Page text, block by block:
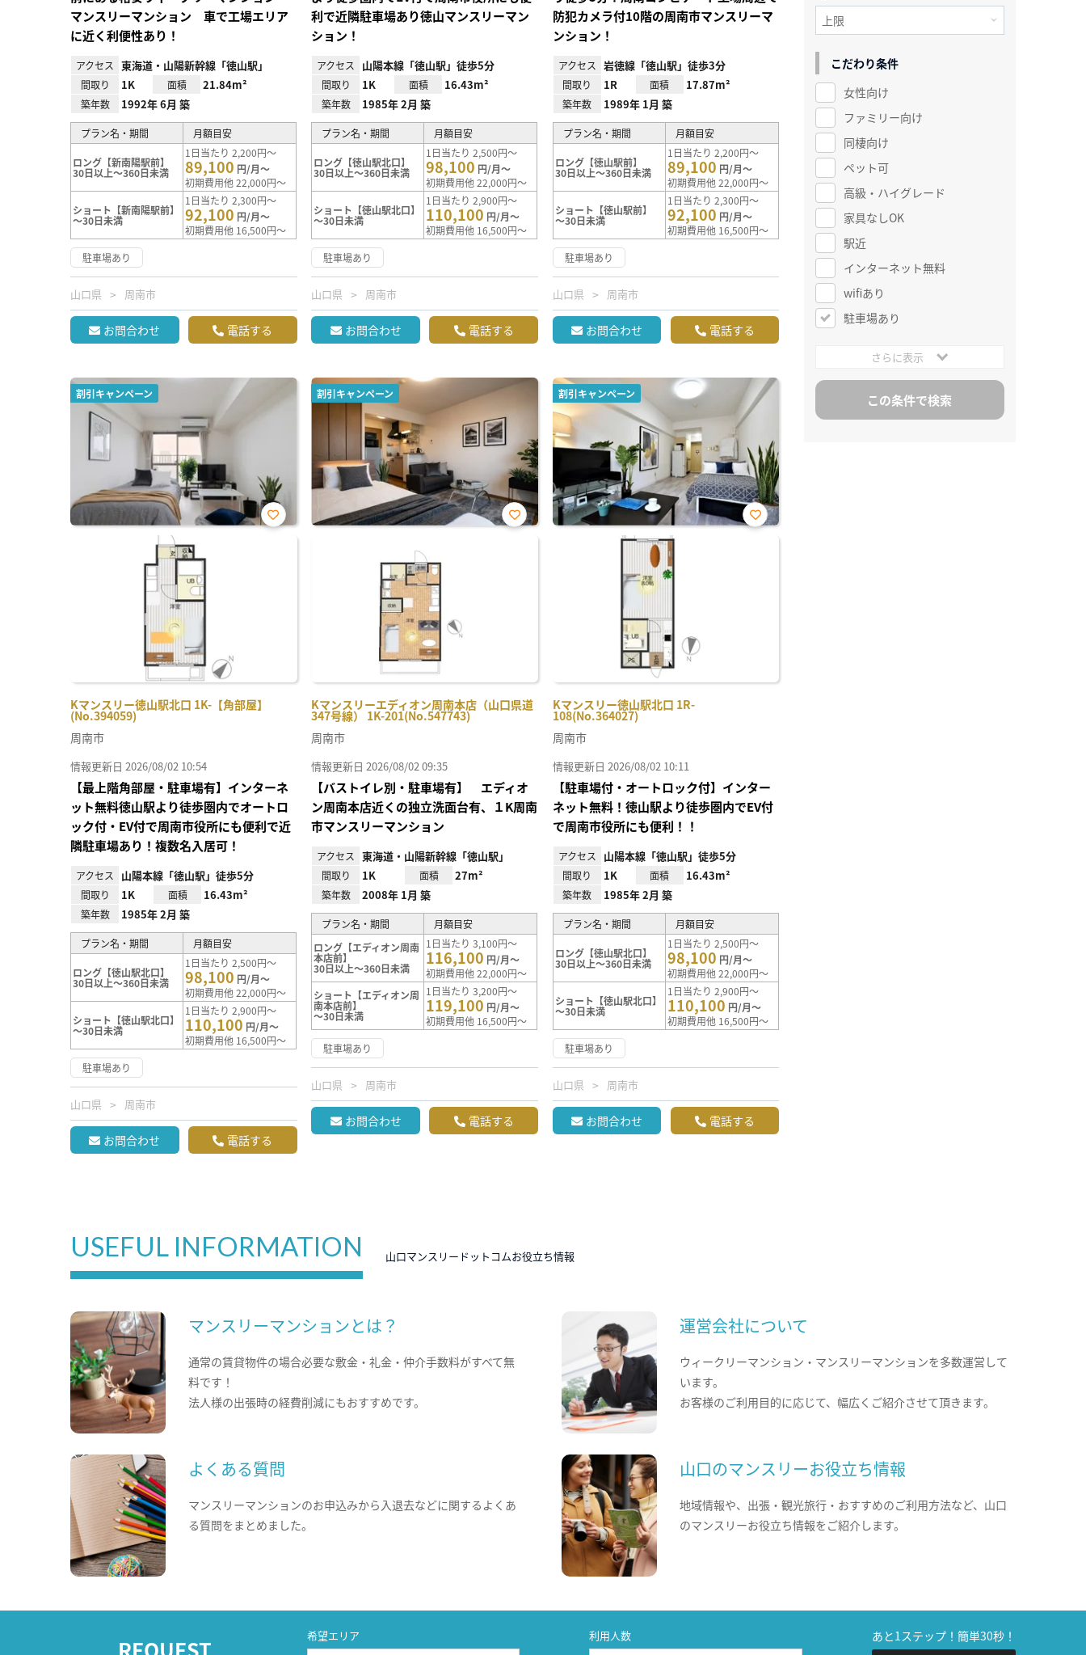
マンスリーマンション 車で工場エリア
に近く利便性あり！
アクセス 東海道・山陽新幹線「徳山駅」
間取り 1K 面積 21.84m²
築年数 1992年 6月 築
プラン名・期間 月額目安
ロング【新南陽駅前】
30日以上～360日未満
1日当たり 2,200円～
89,100 円/月～
初期費用他 22,000円～
ショート【新南陽駅前】
～30日未満
1日当たり 2,300円～
92,100 円/月～
初期費用他 16,500円～
駐車場あり
山口県 周南市
お問合わせ 電話する
利で近隣駐車場あり徳山マンスリーマン
ション！
アクセス 山陽本線「徳山駅」徒歩5分
間取り 1K 面積 16.43m²
築年数 1985年 2月 築
プラン名・期間 月額目安
ロング【徳山駅北口】
30日以上～360日未満
1日当たり 2,500円～
98,100 円/月～
初期費用他 22,000円～
ショート【徳山駅北口】
～30日未満
1日当たり 2,900円～
110,100 円/月～
初期費用他 16,500円～
駐車場あり
山口県 周南市
お問合わせ 電話する
防犯カメラ付10階の周南市マンスリーマ
ンション！
アクセス 岩徳線「徳山駅」徒歩3分
間取り 1R 面積 17.87m²
築年数 1989年 1月 築
プラン名・期間 月額目安
ロング【徳山駅前】
30日以上～360日未満
1日当たり 2,200円～
89,100 円/月～
初期費用他 22,000円～
ショート【徳山駅前】
～30日未満
1日当たり 2,300円～
92,100 円/月～
初期費用他 16,500円～
駐車場あり
山口県 周南市
お問合わせ 電話する
割引キャンペーン
Kマンスリー徳山駅北口 1K-【角部屋】
(No.394059)
お気
周南市
情報更新日 2026/08/02 10:54
【最上階角部屋・駐車場有】インターネ
ット無料徳山駅より徒歩圏内でオートロ
ック付・EV付で周南市役所にも便利で近
隣駐車場あり！複数名入居可！
アクセス 山陽本線「徳山駅」徒歩5分
間取り 1K 面積 16.43m²
築年数 1985年 2月 築
プラン名・期間 月額目安
ロング【徳山駅北口】
30日以上～360日未満
1日当たり 2,500円～
98,100 円/月～
初期費用他 22,000円～
ショート【徳山駅北口】
～30日未満
1日当たり 2,900円～
110,100 円/月～
初期費用他 16,500円～
駐車場あり
山口県 周南市
お問合わせ 電話する
割引キャンペーン
Kマンスリーエディオン周南本店（山口県道
347号線） 1K-201(No.547743)
お気
周南市
情報更新日 2026/08/02 09:35
【バストイレ別・駐車場有】 エディオ
ン周南本店近くの独立洗面台有、１K周南
市マンスリーマンション
アクセス 東海道・山陽新幹線「徳山駅」
間取り 1K 面積 27m²
築年数 2008年 1月 築
プラン名・期間
月額目安
ロング【エディオン周南
本店前】
30日以上～360日未満
1日当たり 3,100円～
116,100 円/月～
初期費用他 22,000円～
ショート【エディオン周
南本店前】
～30日未満
1日当たり 3,200円～
119,100 円/月～
初期費用他 16,500円～
駐車場あり
山口県 周南市
お問合わせ 電話する
割引キャンペーン
Kマンスリー徳山駅北口 1R-
108(No.364027)
お気
周南市
情報更新日 2026/08/02 10:11
【駐車場付・オートロック付】インター
ネット無料！徳山駅より徒歩圏内でEV付
で周南市役所にも便利！！
アクセス 山陽本線「徳山駅」徒歩5分
間取り 1K 面積 16.43m²
築年数 1985年 2月 築
プラン名・期間 月額目安
ロング【徳山駅北口】
30日以上～360日未満
1日当たり 2,500円～
98,100 円/月～
初期費用他 22,000円～
ショート【徳山駅北口】
～30日未満
1日当たり 2,900円～
110,100 円/月～
初期費用他 16,500円～
駐車場あり
山口県 周南市
お問合わせ 電話する
こだわり条件
女性向け
ファミリー向け
同棲向け
ペット可
高級・ハイグレード
家具なしOK
駅近
インターネット無料
wifiあり
駐車場あり
さらに表示
USEFUL INFORMATION 山口マンスリードットコムお役立ち情報
マンスリーマンションとは？
通常の賃貸物件の場合必要な敷金・礼金・仲介手数料がすべて無
料です！
法人様の出張時の経費削減にもおすすめです。
運営会社について
ウィークリーマンション・マンスリーマンションを多数運営して
います。
お客様のご利用目的に応じて、幅広くご紹介させて頂きます。
よくある質問
マンスリーマンションのお申込みから入退去などに関するよくあ
る質問をまとめました。
山口のマンスリーお役立ち情報
地域情報や、出張・観光旅行・おすすめのご利用方法など、山口
のマンスリーお役立ち情報をご紹介します。
REQUEST 希望エリア 利用人数 あと1ステップ！簡単30秒！